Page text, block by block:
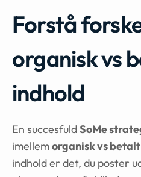
Forstå
organisk vs
indhold
En succesfuldSoMe
imellemorganisk vs betalt
indhold er det, du poster